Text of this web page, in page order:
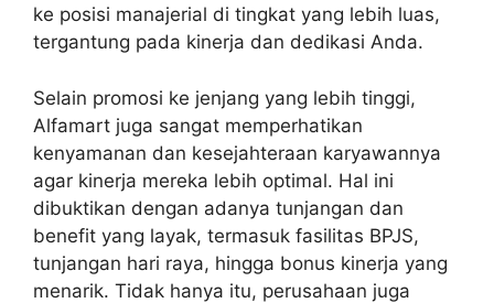
ke posisi manajerial di tingkat yang lebih luas,
tergantung pada kinerja dan dedikasi Anda.
Selain promosi ke jenjang yang lebih tinggi,
Alfamart juga sangat memperhatikan
kenyamanan dan kesejahteraan karyawannya
agar kinerja mereka lebih optimal. Hal ini
dibuktikan dengan adanya tunjangan dan
benefit yang layak, termasuk fasilitas BPJS,
tunjangan hari raya, hingga bonus kinerja yang
menarik. Tidak hanya itu, perusahaan juga